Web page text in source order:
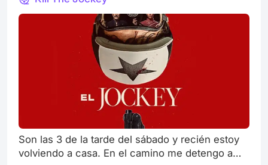
Son las 3 de la tarde del sábado y recién estoy
volviendo a casa. En el camino me detengo a